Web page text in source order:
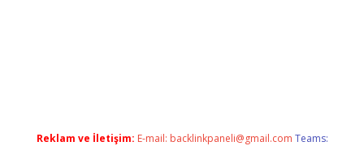
Reklam ve İletişim: E-mail: backlinkpaneli@gmail.com Teams: